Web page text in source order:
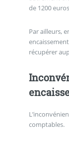
de 1200
Par ailleurs,
récupérer
comptables.